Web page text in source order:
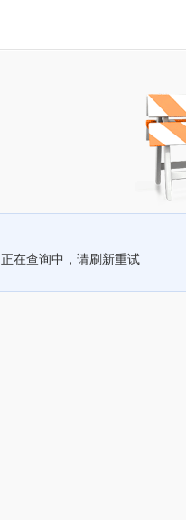
正在查询中，请刷新重试